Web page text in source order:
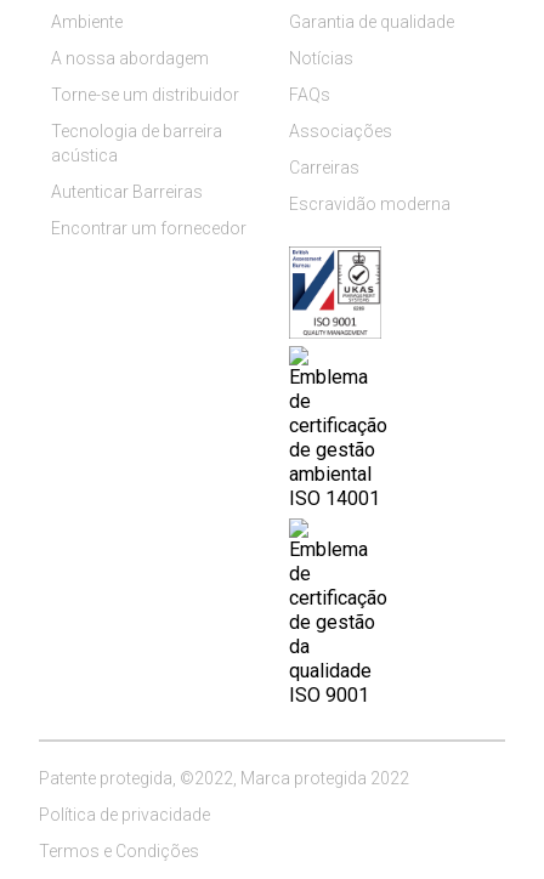
Ambiente
A nossa abordagem
Torne-se um distribuidor
Tecnologia de barreira
acústica
Autenticar Barreiras
Encontrar um fornecedor
Garantia de qualidade
Notícias
FAQs
Associações
Carreiras
Escravidão moderna
Patente protegida, ©2022, Marca protegida 2022
Política de privacidade
Termos e Condições